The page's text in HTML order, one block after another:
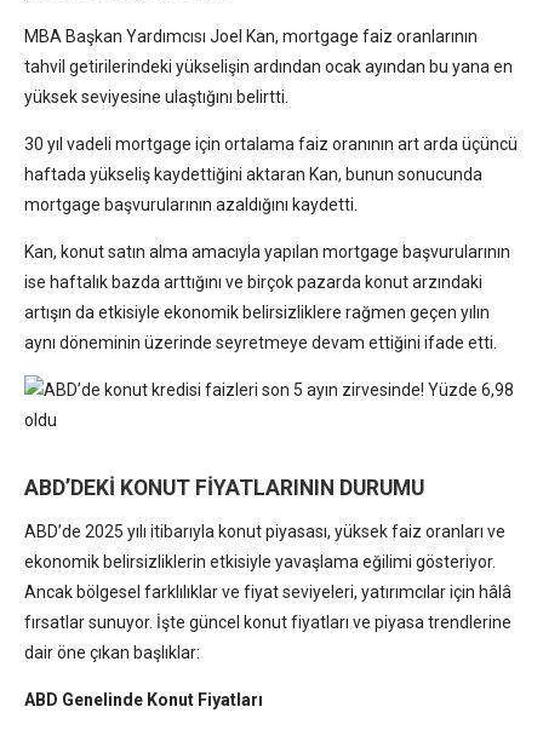
MBA Başkan Yardımcısı Joel Kan, mortgage faiz oranlarının
tahvil getirilerindeki yükselişin ardından ocak ayından bu yana en
yüksek seviyesine ulaştığını belirtti.
30 yıl vadeli mortgage için ortalama faiz oranının art arda üçüncü
haftada yükseliş kaydettiğini aktaran Kan, bunun sonucunda
mortgage başvurularının azaldığını kaydetti.
Kan, konut satın alma amacıyla yapılan mortgage başvurularının
ise haftalık bazda arttığını ve birçok pazarda konut arzındaki
artışın da etkisiyle ekonomik belirsizliklere rağmen geçen yılın
aynı döneminin üzerinde seyretmeye devam ettiğini ifade etti.
ABD’DEKİ KONUT FİYATLARININ DURUMU
ABD’de 2025 yılı itibarıyla konut piyasası, yüksek faiz oranları ve
ekonomik belirsizliklerin etkisiyle yavaşlama eğilimi gösteriyor.
Ancak bölgesel farklılıklar ve fiyat seviyeleri, yatırımcılar için hâlâ
fırsatlar sunuyor. İşte güncel konut fiyatları ve piyasa trendlerine
dair öne çıkan başlıklar:
ABD Genelinde Konut Fiyatları